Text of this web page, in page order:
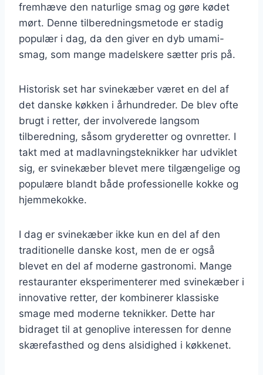
fremhæve den naturlige smag og gøre kødet
mørt. Denne tilberedningsmetode er stadig
populær i dag, da den giver en dyb umami-
smag, som mange madelskere sætter pris på.
Historisk set har svinekæber været en del af
det danske køkken i århundreder. De blev ofte
brugt i retter, der involverede langsom
tilberedning, såsom gryderetter og ovnretter. I
takt med at madlavningsteknikker har udviklet
sig, er svinekæber blevet mere tilgængelige og
populære blandt både professionelle kokke og
hjemmekokke.
I dag er svinekæber ikke kun en del af den
traditionelle danske kost, men de er også
blevet en del af moderne gastronomi. Mange
restauranter eksperimenterer med svinekæber i
innovative retter, der kombinerer klassiske
smage med moderne teknikker. Dette har
bidraget til at genoplive interessen for denne
skærefasthed og dens alsidighed i køkkenet.